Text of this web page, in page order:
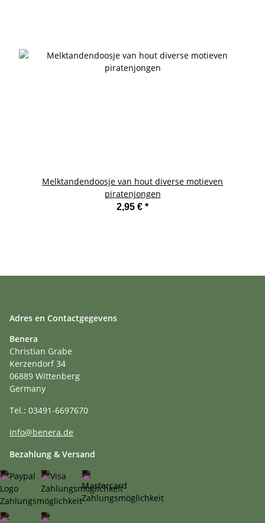
Melktandendoosje van hout diverse motieven
piratenjongen
2,95 € *
Adres en Contactgegevens
Benera
Christian Grabe
Kerzendorf 34
06889 Wittenberg
Germany
Tel.: 03491-6697670
Info@benera.de
Bezahlung & Versand